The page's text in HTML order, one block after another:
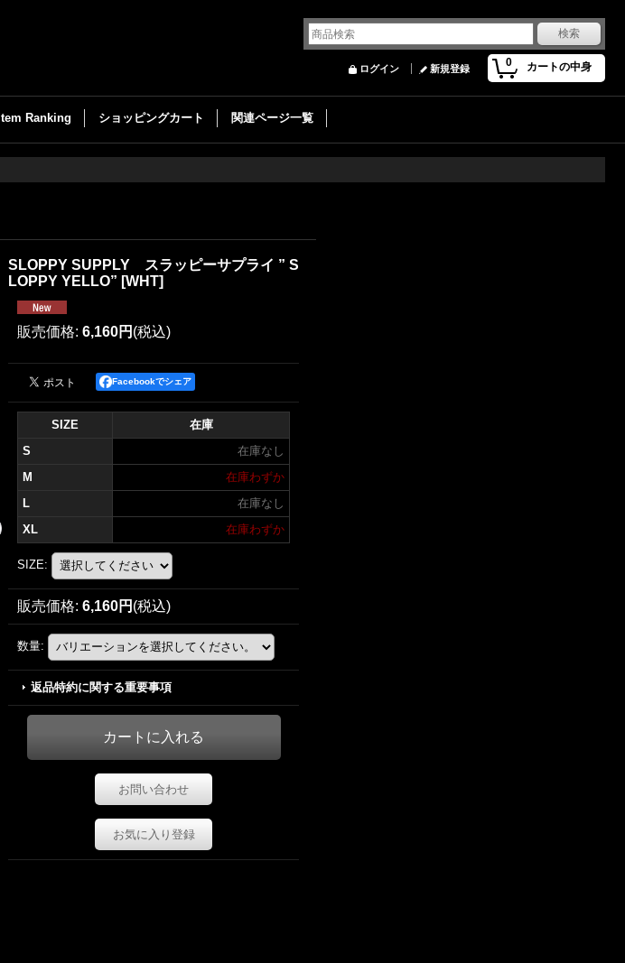
0 カートの中身
ログイン 新規登録
Item Ranking ショッピングカート 関連ページ一覧
SLOPPY SUPPLY スラッピーサプライ ” S
LOPPY YELLO” [WHT]
販売価格: 6,160円 (税込)
Facebookでシェア
SIZE
在庫
S
在庫なし
M
在庫わずか
L
在庫なし
XL
在庫わずか
SIZE:
販売価格: 6,160円 (税込)
数量:
返品特約に関する重要事項
お問い合わせ
お気に入り登録